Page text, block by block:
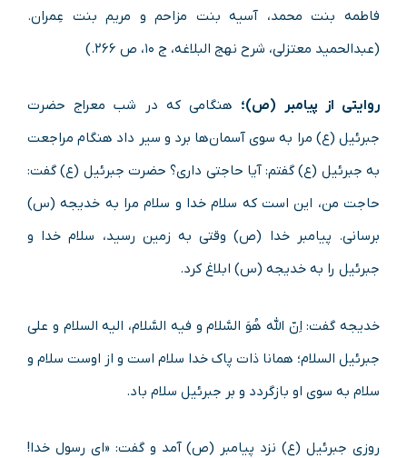
فاطمه بنت محمد، آسیه بنت مزاحم و مریم بنت عِمران.
(عبدالحمید معتزلی، شرح نهج البلاغه، ج ۱۰، ص ۲۶۶.)
روایتی از پیامبر (ص)؛ هنگامی که در شب معراج حضرت
جبرئیل (ع) مرا به سوی آسمان‌ها برد و سیر داد هنگام مراجعت
به جبرئیل (ع) گفتم: آیا حاجتی داری؟ حضرت جبرئیل (ع) گفت:
حاجت من، این است که سلام خدا و سلام مرا به خدیجه (س)
برسانی. پیامبر خدا (ص) وقتی به زمین رسید، سلام خدا و
جبرئیل را به خدیجه (س) ابلاغ کرد.
خدیجه گفت: اِنّ الله هُوَ السَّلام و فیه السَّلام، الیه السلام و علی
جبرئیل السلام؛ همانا ذات پاک خدا سلام است و از اوست سلام و
سلام به سوی او بازگردد و بر جبرئیل سلام باد.
روزی جبرئیل (ع) نزد پیامبر (ص) آمد و گفت: «ای رسول خدا!